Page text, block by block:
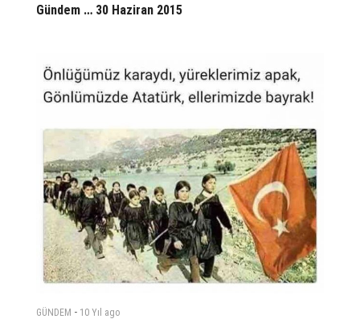
Gündem … 30 Haziran 2015
GÜNDEM - 10 Yıl ago